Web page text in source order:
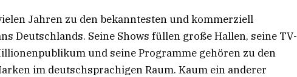
Jahren zu den bekanntesten und kommerziell
Deutschlands. Seine Shows füllen große Hallen, seine TV-
und seine Programme gehören zu den
im deutschsprachigen Raum. Kaum ein anderer